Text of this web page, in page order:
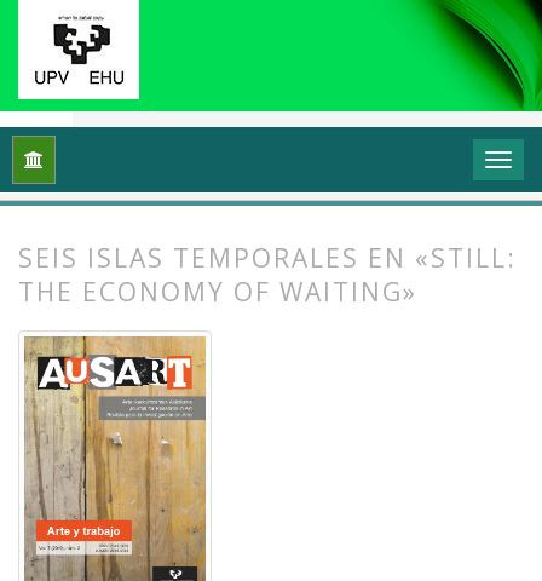
Inicio
SEIS ISLAS TEMPORALES EN «STILL:
THE ECONOMY OF WAITING»